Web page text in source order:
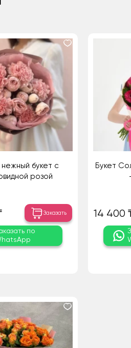
букет с
розой
Заказать
по
Букет
14 400